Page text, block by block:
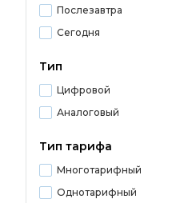
Послезавтра
Сегодня
Тип
Цифровой
Аналоговый
Тип тарифа
Многотарифный
Однотарифный